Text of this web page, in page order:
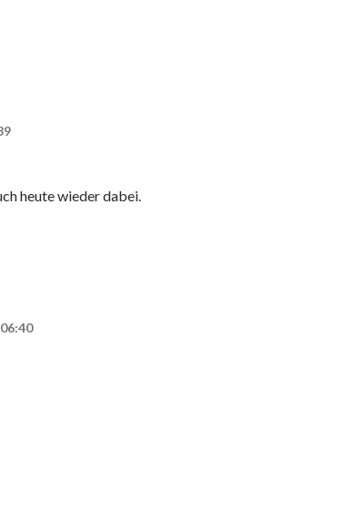
heute wieder dabei.